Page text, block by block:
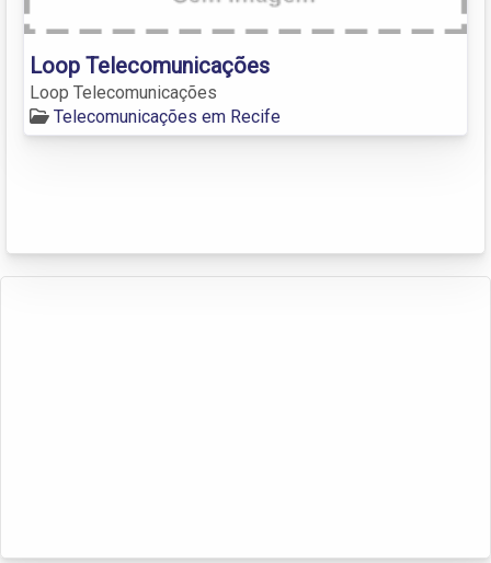
Loop Telecomunicações
Loop Telecomunicações
Telecomunicações em Recife